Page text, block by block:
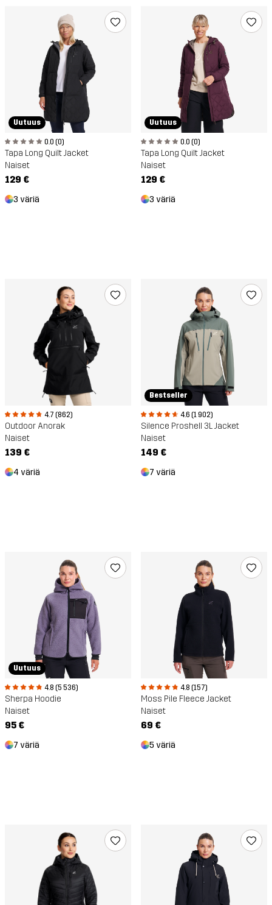
Uutuus
0.0 (0)
Tapa Long Quilt Jacket
Naiset
129 €
3 väriä
Uutuus
0.0 (0)
Tapa Long Quilt Jacket
Naiset
129 €
3 väriä
4.7 (862)
Outdoor Anorak
Naiset
139 €
4 väriä
Bestseller
4.6 (1 902)
Silence Proshell 3L Jacket
Naiset
149 €
7 väriä
Uutuus
4.8 (5 536)
Sherpa Hoodie
Naiset
95 €
7 väriä
4.8 (157)
Moss Pile Fleece Jacket
Naiset
69 €
5 väriä